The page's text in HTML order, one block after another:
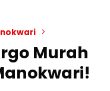
Murah